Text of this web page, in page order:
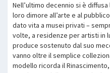
Nell’ultimo decennio si è diffusa
loro dimore all’arte e al
dato vita a musei privati –
volte, a residenze per artisti in
produce sostenuto dal suo
vanno oltre il semplice
modello ricorda il